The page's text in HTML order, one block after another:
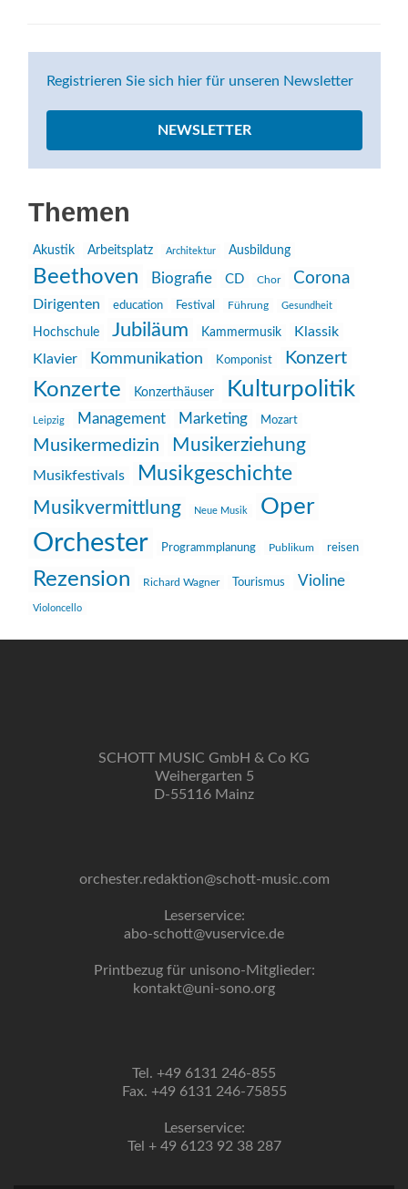
Registrieren Sie sich hier für unseren Newsletter
NEWSLETTER
Themen
Akustik Arbeitsplatz Architektur Ausbildung
Beethoven Biografie CD Chor Corona
Dirigenten education Festival Führung Gesundheit
Hochschule Jubiläum Kammermusik
Klassik
Klavier
Kommunikation Komponist Konzert
Konzerte Konzerthäuser Kulturpolitik
Leipzig Management Marketing Mozart
Musikermedizin Musikerziehung
Musikfestivals Musikgeschichte
Musikvermittlung Neue Musik Oper
Orchester Programmplanung Publikum reisen
Rezension Richard Wagner Tourismus Violine
Violoncello
SCHOTT MUSIC GmbH & Co KG
Weihergarten 5
D-55116 Mainz
orchester.redaktion@schott-music.com
Leserservice:
abo-schott@vuservice.de
Printbezug für unisono-Mitglieder:
kontakt@uni-sono.org
Tel. +49 6131 246-855
Fax. +49 6131 246-75855
Leserservice:
Tel + 49 6123 92 38 287